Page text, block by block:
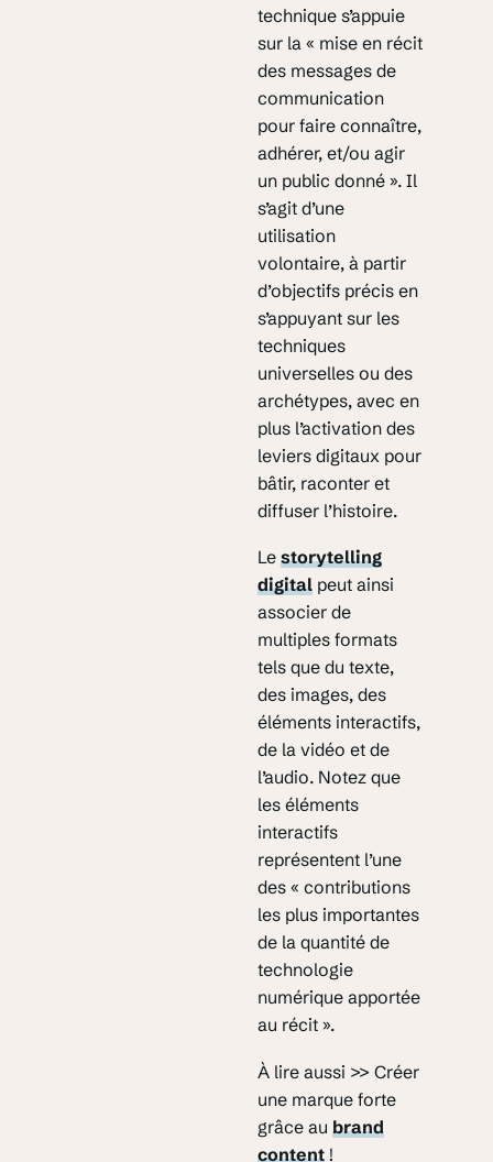
technique s’appuie
sur la « mise en récit
des messages de
communication
pour faire connaître,
adhérer, et/ou agir
un public donné ». Il
s’agit d’une
utilisation
volontaire, à partir
d’objectifs précis en
s’appuyant sur les
techniques
universelles ou des
archétypes, avec en
plus l’activation des
leviers digitaux pour
bâtir, raconter et
diffuser l’histoire.
Le storytelling
digitalpeut ainsi
associer de
multiples formats
tels que du texte,
des images, des
éléments interactifs,
de la vidéo et de
l’audio. Notez que
les éléments
interactifs
représentent l’une
des « contributions
les plus importantes
de la quantité de
technologie
numérique apportée
au récit ».
À lire aussi >> Créer
une marque forte
grâce au brand
content!